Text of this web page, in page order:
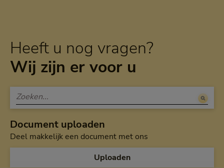
Heeft u nog vragen?
Wij zijn er voor u
Document uploaden
Deel makkelijk een document met ons
Uploaden